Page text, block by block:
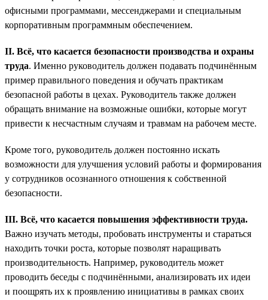
офисными программами, мессенджерами и специальным
корпоративным программным обеспечением.
II. Всё, что касается безопасности производства и охраны
труда. Именно руководитель должен подавать подчинённым
пример правильного поведения и обучать практикам
безопасной работы в цехах. Руководитель также должен
обращать внимание на возможные ошибки, которые могут
привести к несчастным случаям и травмам на рабочем месте.
Кроме того, руководитель должен постоянно искать
возможности для улучшения условий работы и формирования
у сотрудников осознанного отношения к собственной
безопасности.
III. Всё, что касается повышения эффективности труда.
Важно изучать методы, пробовать инструменты и стараться
находить точки роста, которые позволят наращивать
производительность. Например, руководитель может
проводить беседы с подчинёнными, анализировать их идеи
и поощрять их к проявлению инициативы в рамках своих